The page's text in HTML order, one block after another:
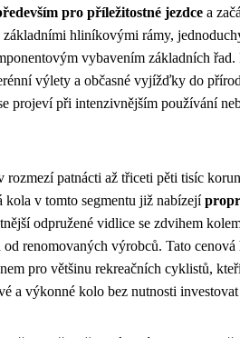
pro příležitostné jezdce a
hliníkovými rámy,
vybavením základních
výlety a občasné vyjížďky do
projeví při intenzivnějším používání
rozmezí patnácti až třiceti pěti tisíc
v tomto segmentu již nabízejí
odpružené vidlice se zdvihem
renomovaných výrobců. Tato
pro většinu rekreačních cyklistů,
a výkonné kolo bez nutnosti